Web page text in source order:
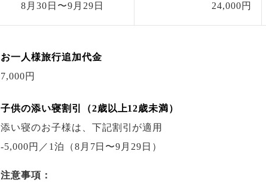
8月30日〜9月29日 24,000円
お一人様旅行追加代金
7,000円
子供の添い寝割引（2歳以上12歳未満）
添い寝のお子様は、下記割引が適用
-5,000円 ／1泊 （8月7日〜9月29日）
注意事項：